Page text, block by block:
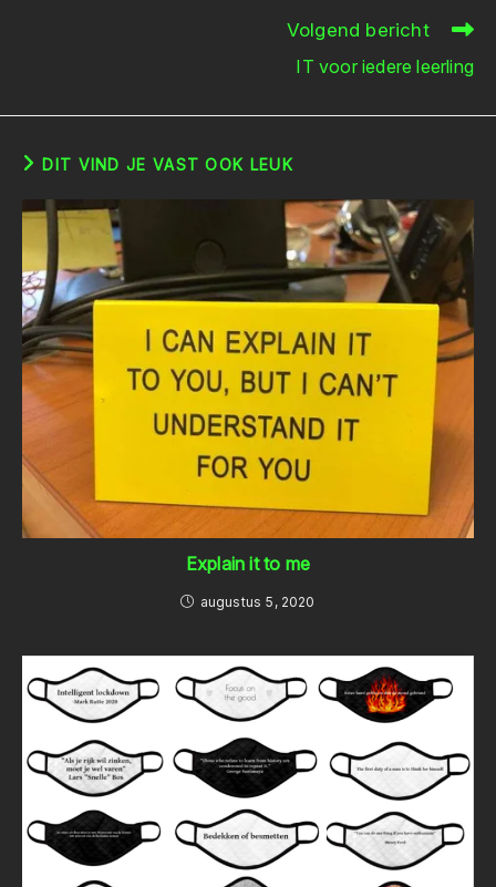
Volgend bericht
IT voor iedere leerling
DIT VIND JE VAST OOK LEUK
Explain it to me
augustus 5, 2020